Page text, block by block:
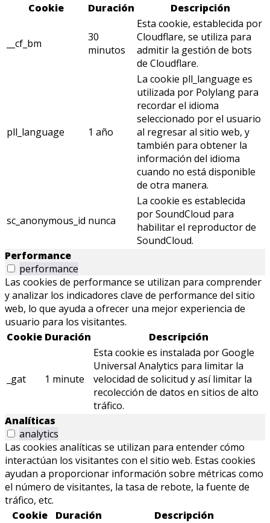
Cookie
Duración Descripción
__cf_bm
30
minutos
Esta cookie, establecida por
Cloudflare, se utiliza para
admitir la gestión de bots
de Cloudflare.
pll_language 1 año
La cookie pll_language es
utilizada por Polylang para
recordar el idioma
seleccionado por el usuario
al regresar al sitio web, y
también para obtener la
información del idioma
cuando no está disponible
de otra manera.
sc_anonymous_id nunca
La cookie es establecida
por SoundCloud para
habilitar el reproductor de
SoundCloud.
Performance
performance
Las cookies de performance se utilizan para comprender
y analizar los indicadores clave de performance del sitio
web, lo que ayuda a ofrecer una mejor experiencia de
usuario para los visitantes.
Cookie Duración Descripción
_gat 1 minute
Esta cookie es instalada por Google
Universal Analytics para limitar la
velocidad de solicitud y así limitar la
recolección de datos en sitios de alto
tráfico.
Analíticas
analytics
Las cookies analíticas se utilizan para entender cómo
interactúan los visitantes con el sitio web. Estas cookies
ayudan a proporcionar información sobre métricas como
el número de visitantes, la tasa de rebote, la fuente de
tráfico, etc.
Cookie
Duración Descripción